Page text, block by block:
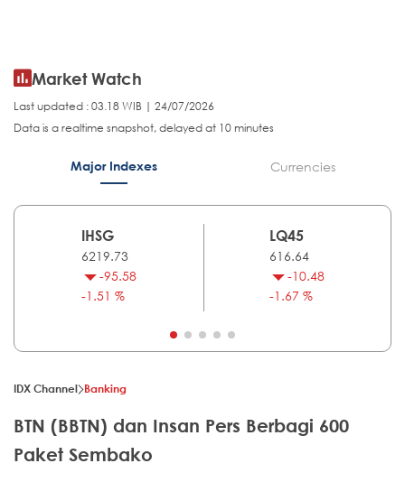
Market Watch
Last updated : 03.18 WIB | 24/07/2026
Data is a realtime snapshot, delayed at 10 minutes
Major Indexes Currencies
IHSG
6219.73
-95.58
-1.51 %
LQ45
616.64
-10.48
-1.67 %
IDX Channel Banking
BTN (BBTN) dan Insan Pers Berbagi 600
Paket Sembako